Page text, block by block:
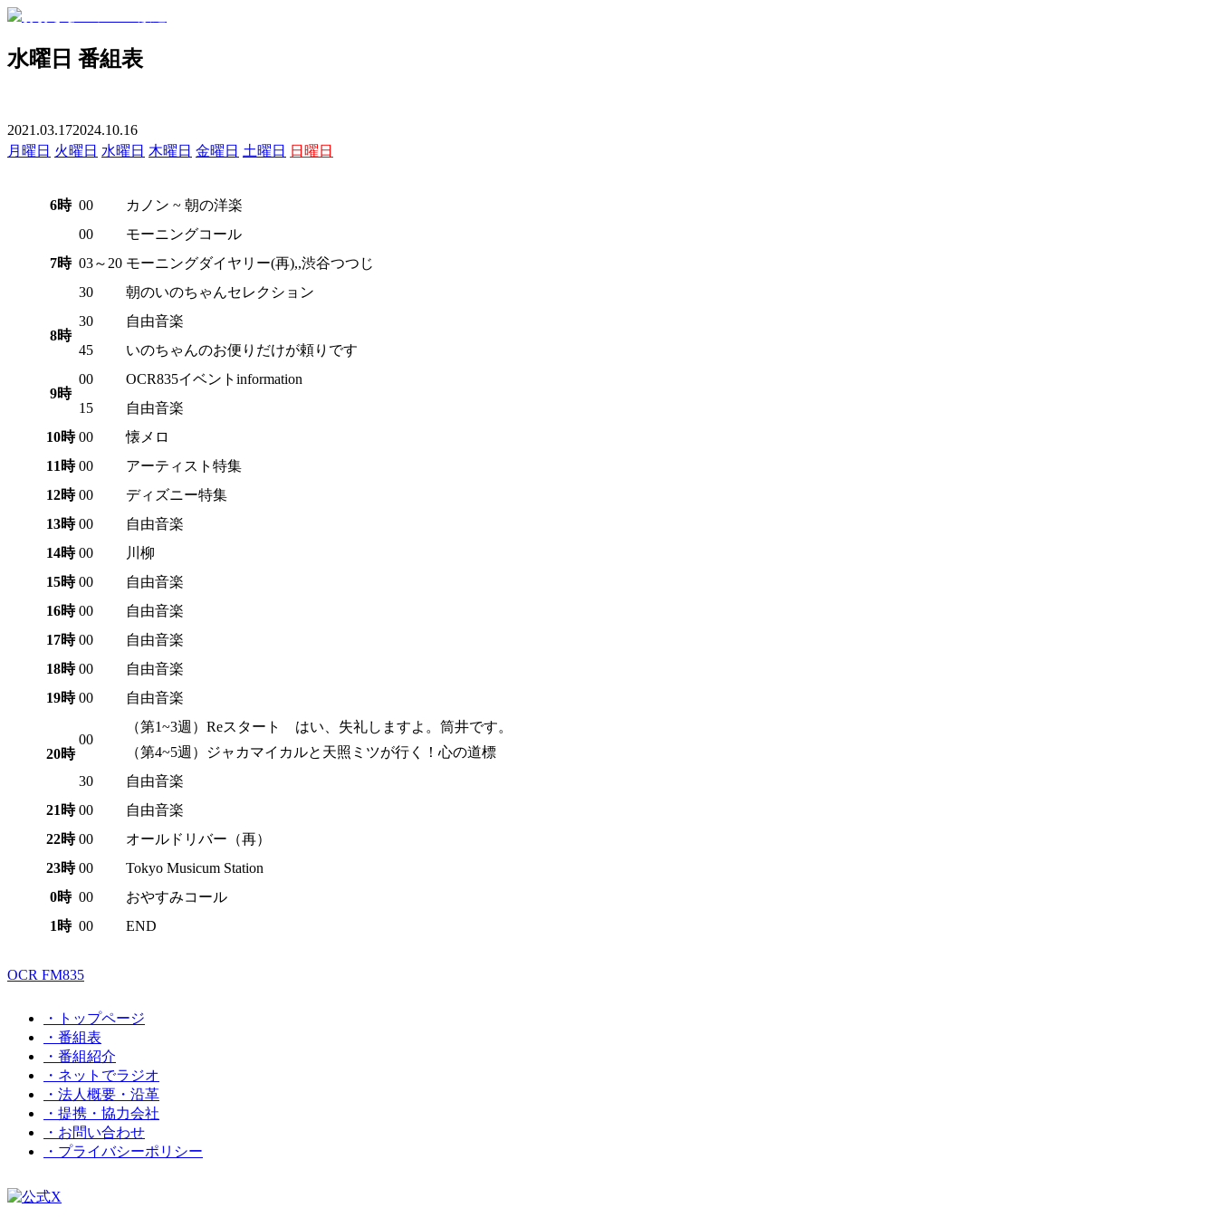
水曜日 番組表
2021.03.172024.10.16
月曜日 火曜日 水曜日 木曜日 金曜日 土曜日 日曜日
6時 00 カノン ~ 朝の洋楽
7時
00
モーニングコール
03～20 モーニングダイヤリー(再),,渋谷つつじ
30
朝のいのちゃんセレクション
8時
30
自由音楽
45
いのちゃんのお便りだけが頼りです
9時
00
OCR835イベントinformation
15
自由音楽
10時 00
懐メロ
11時 00
アーティスト特集
12時 00
ディズニー特集
13時 00
自由音楽
14時 00
川柳
15時 00
自由音楽
16時 00
自由音楽
17時 00
自由音楽
18時 00
自由音楽
19時 00 自由音楽
20時
00
（第1~3週）Reスタート はい、失礼しますよ。筒井です。
（第4~5週）ジャカマイカルと天照ミツが行く！心の道標
30
自由音楽
21時 00
自由音楽
22時 00
オールドリバー（再）
23時 00
Tokyo Musicum Station
0時 00
おやすみコール
1時 00 END
OCR FM835
・トップページ
・番組表
・番組紹介
・ネットでラジオ
・法人概要・沿革
・提携・協力会社
・お問い合わせ
・プライバシーポリシー